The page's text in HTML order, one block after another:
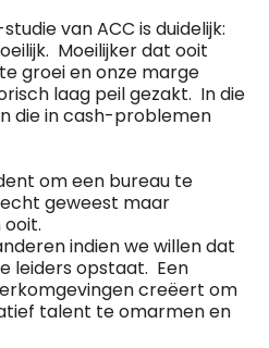
van ACC is duidelijk:
Moeilijker dat ooit
groei en onze marge
laag peil gezakt. In die
die in cash-problemen
om een bureau te
geweest maar
indien we willen dat
leiders opstaat. Een
creëert om
talent te omarmen en